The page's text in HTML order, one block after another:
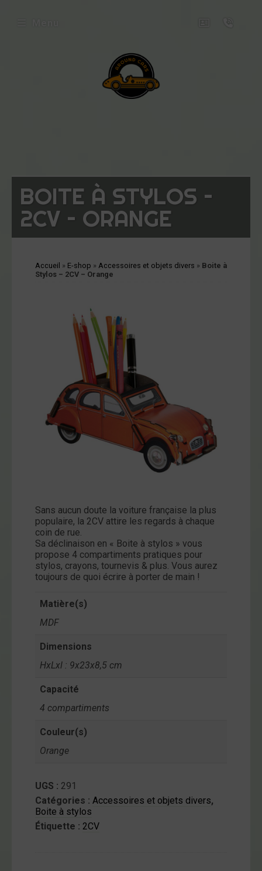
BOITE À STYLOS –
2CV – ORANGE
Accueil » E-shop » Accessoires et objets divers » Boite à
Stylos – 2CV – Orange
Sans aucun doute la voiture française la plus
populaire, la 2CV attire les regards à chaque
coin de rue.
Sa déclinaison en « Boite à stylos » vous
propose 4 compartiments pratiques pour
stylos, crayons, tournevis & plus. Vous aurez
toujours de quoi écrire à porter de main !
Matière(s)
MDF
Dimensions
HxLxl : 9x23x8,5 cm
Capacité
4 compartiments
Couleur(s)
Orange
UGS : 291
Catégories : Accessoires et objets divers,
Boite à stylos
Étiquette : 2CV